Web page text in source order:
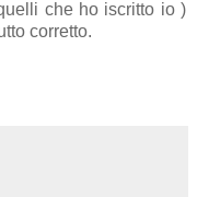
che ho iscritto io )
corretto.